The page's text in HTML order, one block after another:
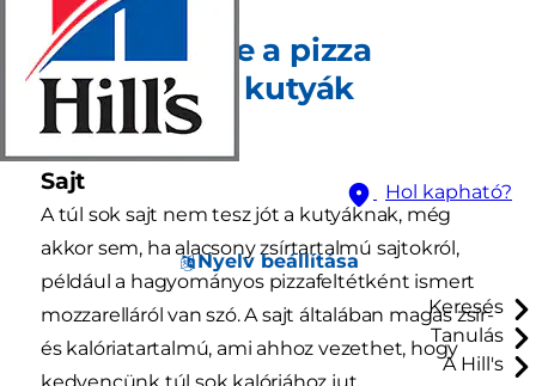
Hol kapható?
Nyelv beállítása
Keresés
Tanulás
A Hill's
Ártalmasak-e a pizza
összetevői a kutyák
számára?
Sajt
A túl sok sajt nem tesz jót a kutyáknak, még
akkor sem, ha alacsony zsírtartalmú sajtokról,
például a hagyományos pizzafeltétként ismert
mozzarelláról van szó. A sajt általában magas zsír-
és kalóriatartalmú, ami ahhoz vezethet, hogy